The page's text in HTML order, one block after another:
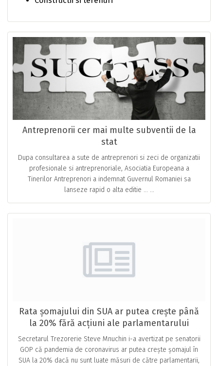
Antreprenorii cer mai multe subventii de la
stat
Dupa consultarea a sute de antreprenori si zeci de organizatii
profesionale si antreprenoriale, Asociatia Europeana a
Tinerilor Antreprenori a indemnat Guvernul Romaniei sa
lanseze rapid o alta editie … ...
Rata șomajului din SUA ar putea crește până
la 20% fără acțiuni ale parlamentarului
Secretarul Trezorerie Steve Mnuchin i-a avertizat pe senatorii
GOP că pandemia de coronavirus ar putea crește șomajul în
SUA la 20% dacă nu sunt luate măsuri de către parlamentarii,